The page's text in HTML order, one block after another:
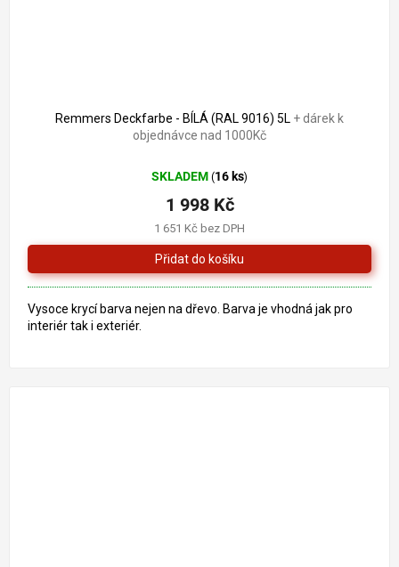
Remmers Deckfarbe - BÍLÁ (RAL 9016) 5L + dárek k
objednávce nad 1000Kč
SKLADEM (16 ks)
1 651 Kč bez DPH
1 998 Kč
Vysoce krycí barva nejen na dřevo. Barva je vhodná jak pro
interiér tak i exteriér.